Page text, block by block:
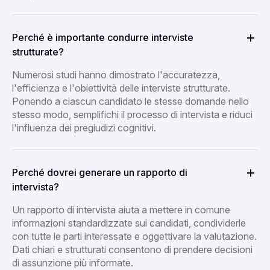
Perché è importante condurre interviste
strutturate?
Numerosi studi hanno dimostrato l'accuratezza,
l'efficienza e l'obiettività delle interviste strutturate.
Ponendo a ciascun candidato le stesse domande nello
stesso modo, semplifichi il processo di intervista e riduci
l'influenza dei pregiudizi cognitivi.
Perché dovrei generare un rapporto di
intervista?
Un rapporto di intervista aiuta a mettere in comune
informazioni standardizzate sui candidati, condividerle
con tutte le parti interessate e oggettivare la valutazione.
Dati chiari e strutturati consentono di prendere decisioni
di assunzione più informate.